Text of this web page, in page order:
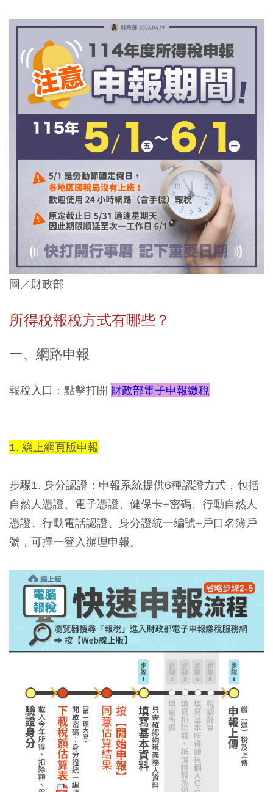
圖／財政部
所得稅報稅方式有哪些？
一、 網路申報
報稅入口 ：點擊打開 財政部電子申報繳稅
1. 線上網頁版申報
步驟1. 身分認證： 申報系統提供6種認證方式，包括
自然人憑證、電子憑證、健保卡+密碼、行動自然人
憑證、行動電話認證、身分證統一編號+戶口名簿戶
號，可擇一登入辦理申報。